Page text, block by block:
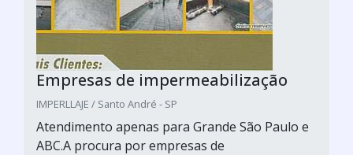
Empresas de impermeabilização
IMPERLLAJE / Santo André - SP
Atendimento apenas para Grande São Paulo e
ABC.A procura por empresas de